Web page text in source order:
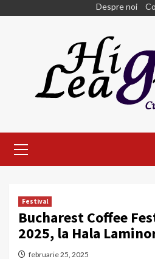
Despre noi
Menu
Festival
Bucharest Coffee
2025, la Hala
februarie 25, 2025